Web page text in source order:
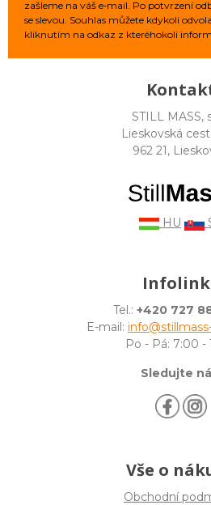
zašleme na váš e‑mail. Po potvrzení
se slevou. Souhlas můžete kdykoli
kliknutím na odkaz z kteréhokoli
STILL MASS,
Lieskovská
962 21,
HU
Tel.: +420 727
E-mail:
Po - Pá: 7:00 -
Sledujte
Vše o
Obchodní